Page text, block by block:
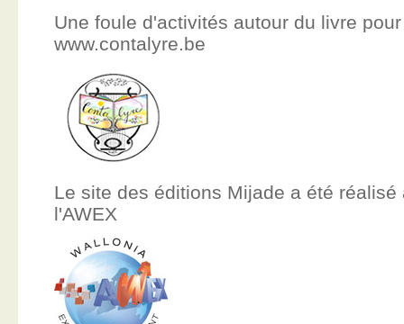
Une foule d'activités autour du livre
www.contalyre.be
Le site des éditions Mijade a été réalisé
l'AWEX